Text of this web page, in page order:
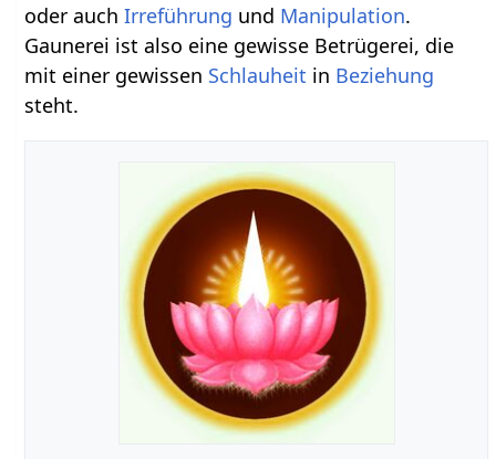
oder auchIrreführung und Manipulation.
Gaunerei ist also eine gewisse Betrügerei, die
mit einer gewissen Schlauheit in Beziehung
steht.